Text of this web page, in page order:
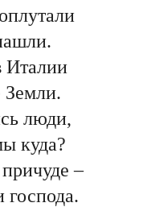
Италии
Земли.
люди,
куда?
–